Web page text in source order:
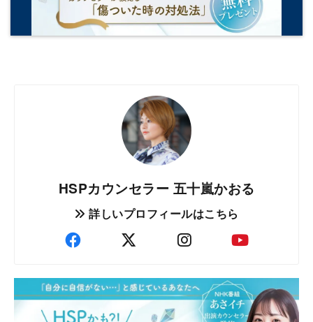
HSPカウンセラー 五十嵐かおる
詳しいプロフィールはこちら